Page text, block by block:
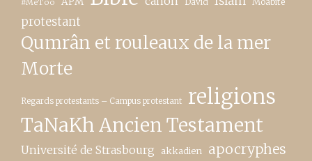
#MeToo
protestant
Qumrân et rouleaux de la mer
Morte
Regards protestants – Campus protestant religions
TaNaKh Ancien Testament
Université de Strasbourg akkadien apocryphes